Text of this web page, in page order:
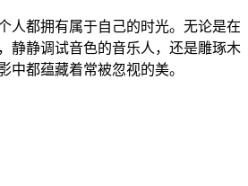
人都拥有属于自己的时光。无论是在
静静调试音色的音乐人，还是雕琢木
中都蕴藏着常被忽视的美。